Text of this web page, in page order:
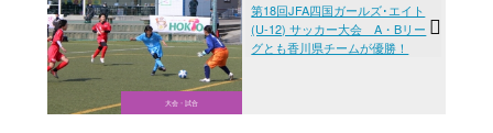
大会・試合
第18回JFA四国ガールズ･エイト
(U-12) サッカー大会 A・Bリー
グとも香川県チームが優勝！